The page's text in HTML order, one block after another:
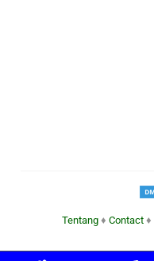
Tentang ♦ Contact ♦